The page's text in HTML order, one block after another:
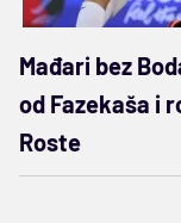
Mađari bez
od Fazekaša i
Roste